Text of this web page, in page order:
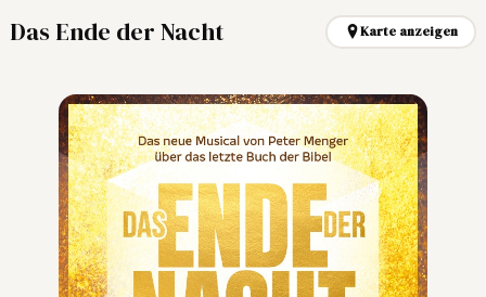
Das Ende der Nacht Karte anzeigen